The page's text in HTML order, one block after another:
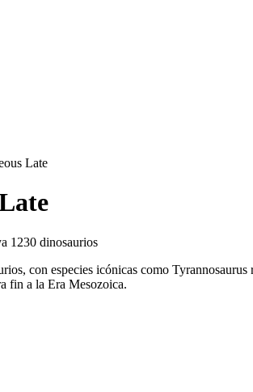
Late
1230 dinosaurios
con especies icónicas como
fin a la Era Mesozoica.